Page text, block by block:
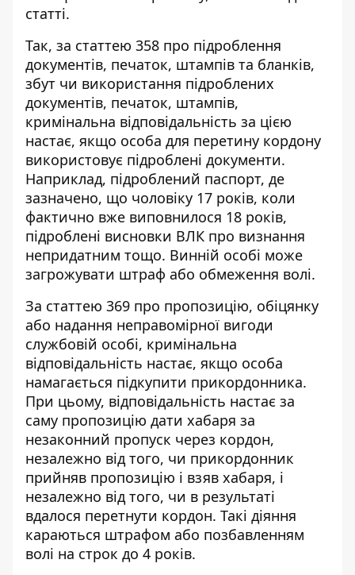
статті.
Так, за статтею 358 про підроблення
документів, печаток, штампів та бланків,
збут чи використання підроблених
документів, печаток, штампів,
кримінальна відповідальність за цією
настає, якщо особа для перетину кордону
використовує підроблені документи.
Наприклад, підроблений паспорт, де
зазначено, що чоловіку 17 років, коли
фактично вже виповнилося 18 років,
підроблені висновки ВЛК про визнання
непридатним тощо. Винній особі може
загрожувати штраф або обмеження волі.
За статтею 369 про пропозицію, обіцянку
або надання неправомірної вигоди
службовій особі, кримінальна
відповідальність настає, якщо особа
намагається підкупити прикордонника.
При цьому, відповідальність настає за
саму пропозицію дати хабаря за
незаконний пропуск через кордон,
незалежно від того, чи прикордонник
прийняв пропозицію і взяв хабаря, і
незалежно від того, чи в результаті
вдалося перетнути кордон. Такі діяння
караються штрафом або позбавленням
волі на строк до 4 років.